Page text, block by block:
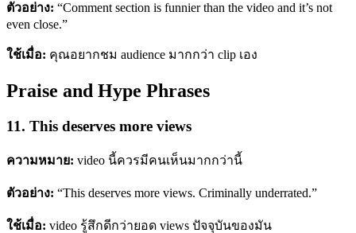
ตัวอย่าง: “Comment section is funnier than the video and it’s not
even close.”
ใช้เมื่อ: คุณอยากชม audience มากกว่า clip เอง
Praise and Hype Phrases
11. This deserves more views
ความหมาย: video นี้ควรมีคนเห็นมากกว่านี้
ตัวอย่าง: “This deserves more views. Criminally underrated.”
ใช้เมื่อ: video รู้สึกดีกว่ายอด views ปัจจุบันของมัน